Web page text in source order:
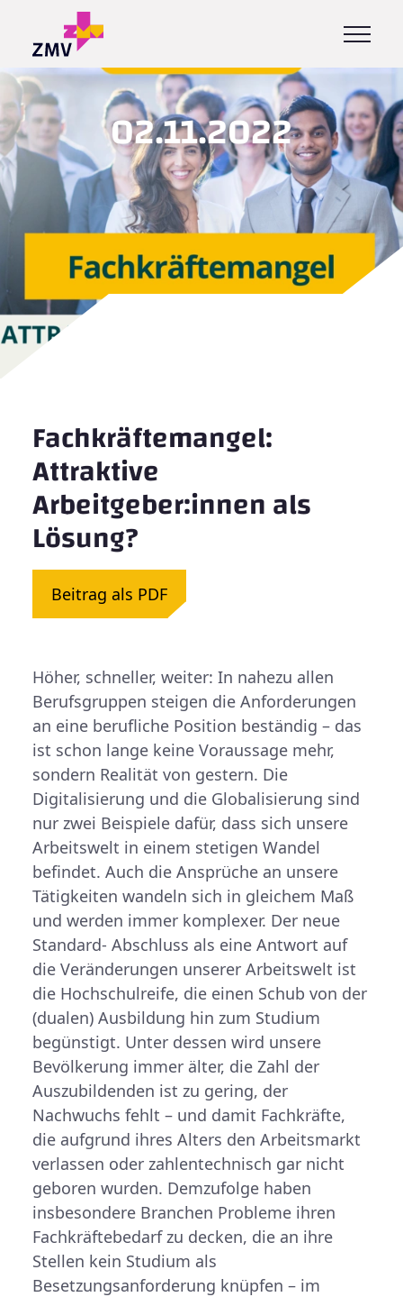
02.11.2022
Fachkräftemangel:
Attraktive
Arbeitgeber:innen als
Lösung?
Beitrag als PDF
Höher, schneller, weiter: In nahezu allen
Berufsgruppen steigen die Anforderungen
an eine berufliche Position beständig – das
ist schon lange keine Voraussage mehr,
sondern Realität von gestern. Die
Digitalisierung und die Globalisierung sind
nur zwei Beispiele dafür, dass sich unsere
Arbeitswelt in einem stetigen Wandel
befindet. Auch die Ansprüche an unsere
Tätigkeiten wandeln sich in gleichem Maß
und werden immer komplexer. Der neue
Standard- Abschluss als eine Antwort auf
die Veränderungen unserer Arbeitswelt ist
die Hochschulreife, die einen Schub von der
(dualen) Ausbildung hin zum Studium
begünstigt. Unter dessen wird unsere
Bevölkerung immer älter, die Zahl der
Auszubildenden ist zu gering, der
Nachwuchs fehlt – und damit Fachkräfte,
die aufgrund ihres Alters den Arbeitsmarkt
verlassen oder zahlentechnisch gar nicht
geboren wurden. Demzufolge haben
insbesondere Branchen Probleme ihren
Fachkräftebedarf zu decken, die an ihre
Stellen kein Studium als
Besetzungsanforderung knüpfen – im